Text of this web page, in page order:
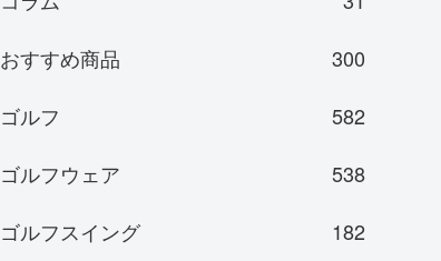
おすすめ商品
300
ゴルフ
582
ゴルフウェア
538
ゴルフスイング
182